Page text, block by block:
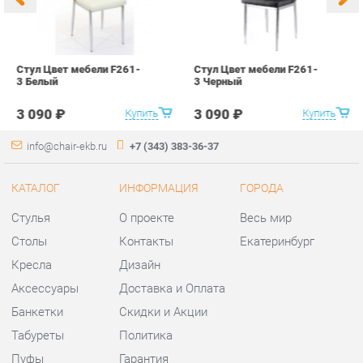
Стулья
Столы
Кресла
Банкетки
Мини-Диваны
Комплектующие
О проекте
Дизайн
Скидки и Акции
Помощь
ГОРОДА
Весь мир
Екатеринбург
КОНТАКТЫ
Шоурум и склад самовывоза
Адрес: г. Екатеринбург,
ул.Металлургов, 84